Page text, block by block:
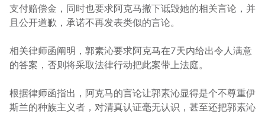
支付赔偿金，同时也要求阿克马撤下诋毁她的相关言论，并
且公开道歉，承诺不再发表类似的言论。
相关律师函阐明，郭素沁要求阿克马在7天内给出令人满意
的答案，否则将采取法律行动把此案带上法庭。
根据律师函指出，阿克马的言论让郭素沁显得是个不尊重伊
斯兰的种族主义者，对清真认证毫无认识，甚至还把郭素沁